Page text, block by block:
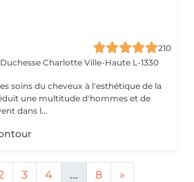
210
Charlotte Ville-Haute L-1330
soins du cheveux à l'esthétique de la
une multitude d'hommes et de
dans l...
3 4 ... 8 »